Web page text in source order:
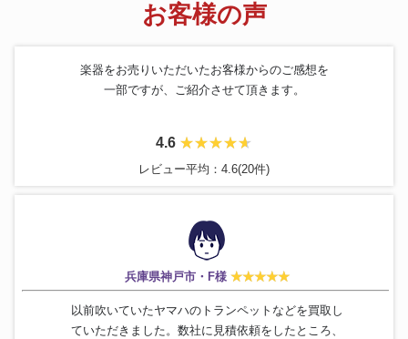
お客様の声
楽器をお売りいただいたお客様からのご感想を
一部ですが、ご紹介させて頂きます。
4.6
レビュー平均：4.6(20件)
兵庫県神戸市・F様
以前吹いていたヤマハのトランペットなどを買取し
ていただきました。数社に見積依頼をしたところ、